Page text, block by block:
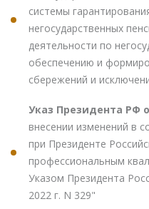
системы
негосударственных
деятельности по
обеспечению и
сбережений и
Указ Президента РФ
внесении изменений в
при Президенте
профессиональным
Указом Президента
2022 г. N 329"